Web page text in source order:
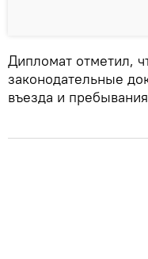
Дипломат отметил,
законодательные
въезда и